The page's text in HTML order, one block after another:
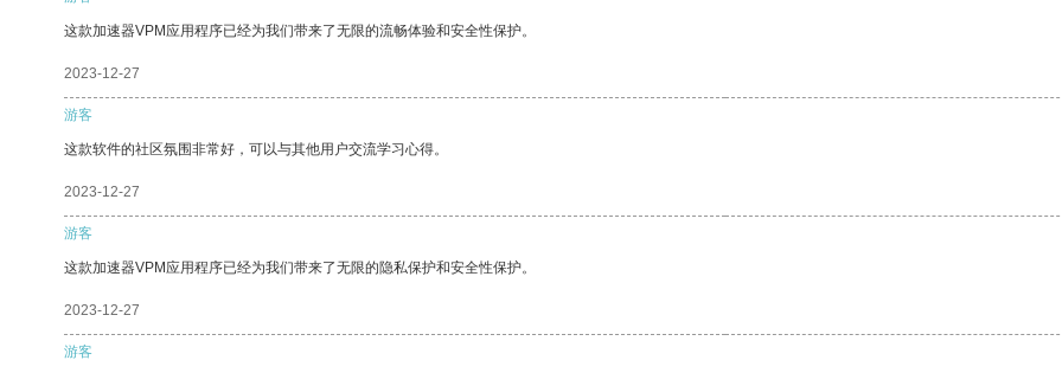
这款加速器VPM应用程序已经为我们带来了无限的流畅体验和安全性保护。
2023-12-27
游客
这款软件的社区氛围非常好，可以与其他用户交流学习心得。
2023-12-27
游客
这款加速器VPM应用程序已经为我们带来了无限的隐私保护和安全性保护。
2023-12-27
游客